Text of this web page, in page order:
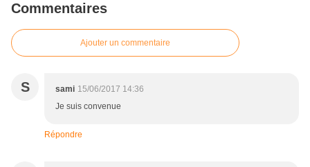
Commentaires
Ajouter un commentaire
S sami 15/06/2017 14:36
Je suis convenue
Répondre